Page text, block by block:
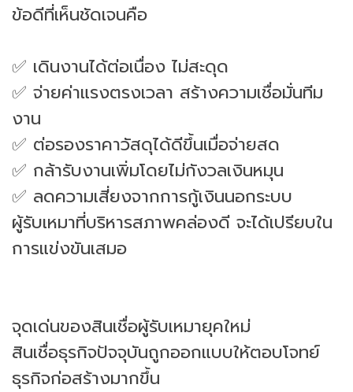
ข้อดีที่เห็นชัดเจนคือ
✅ เดินงานได้ต่อเนื่อง ไม่สะดุด
✅ จ่ายค่าแรงตรงเวลา สร้างความเชื่อมั่นทีม
งาน
✅ ต่อรองราคาวัสดุได้ดีขึ้นเมื่อจ่ายสด
✅ กล้ารับงานเพิ่มโดยไม่กังวลเงินหมุน
✅ ลดความเสี่ยงจากการกู้เงินนอกระบบ
ผู้รับเหมาที่บริหารสภาพคล่องดี จะได้เปรียบใน
การแข่งขันเสมอ
จุดเด่นของสินเชื่อผู้รับเหมายุคใหม่
สินเชื่อธุรกิจปัจจุบันถูกออกแบบให้ตอบโจทย์
ธุรกิจก่อสร้างมากขึ้น